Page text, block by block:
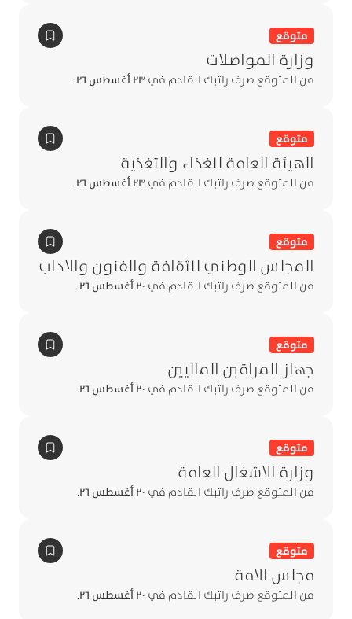
متوقع
وزارة المواصلات
من المتوقع صرف راتبك القادم في ٢٣ أغسطس ٢٦ .
متوقع
الهيئة العامة للغذاء والتغذية
من المتوقع صرف راتبك القادم في ٢٣ أغسطس ٢٦ .
متوقع
المجلس الوطني للثقافة والفنون والاداب
من المتوقع صرف راتبك القادم في ٢٠ أغسطس ٢٦ .
متوقع
جهاز المراقبن الماليين
من المتوقع صرف راتبك القادم في ٢٠ أغسطس ٢٦ .
متوقع
وزارة الاشغال العامة
من المتوقع صرف راتبك القادم في ٢٠ أغسطس ٢٦ .
متوقع
مجلس الامة
من المتوقع صرف راتبك القادم في ٢٠ أغسطس ٢٦ .